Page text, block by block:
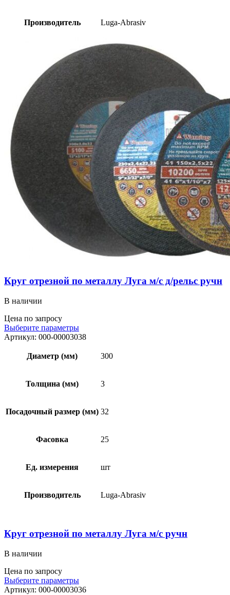
Производитель Luga-Abrasiv
Круг отрезной по металлу Луга м/с д/рельс ручн
В наличии
Цена по запросу
Выберите параметры
Артикул: 000-00003038
Диаметр (мм) 300
Толщина (мм) 3
Посадочный размер (мм) 32
Фасовка 25
Ед. измерения шт
Производитель Luga-Abrasiv
Круг отрезной по металлу Луга м/с ручн
В наличии
Цена по запросу
Выберите параметры
Артикул: 000-00003036